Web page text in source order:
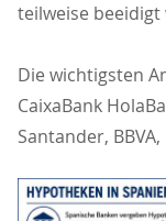
teilweise beeidigt
Die wichtigsten
CaixaBank
Santander,